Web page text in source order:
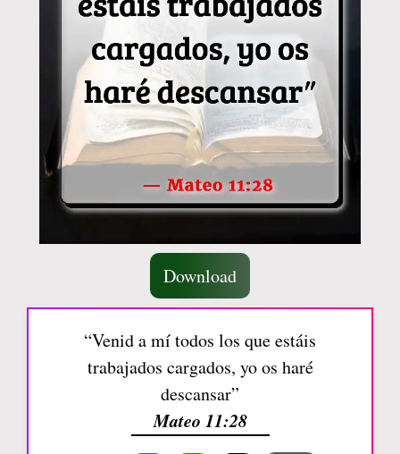
Download
“Venid a mí todos los que estáis
trabajados cargados, yo os haré
descansar”
Mateo 11:28